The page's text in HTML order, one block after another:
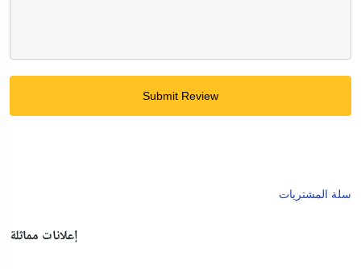
Submit Review
سلة المشتريات
إعلانات مماثلة